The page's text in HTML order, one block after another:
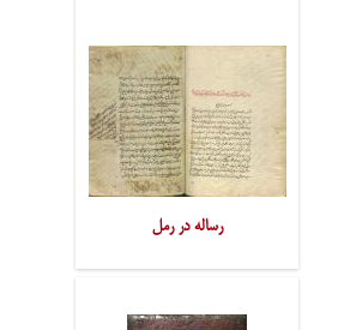
رساله در رمل